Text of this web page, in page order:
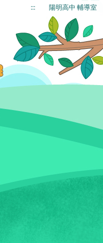
::: 陽明高中 輔導室